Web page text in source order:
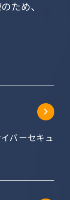
ため、
バーセキュ